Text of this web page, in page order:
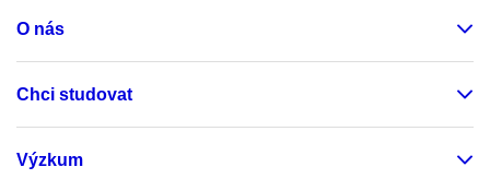
O nás
Chci studovat
Výzkum